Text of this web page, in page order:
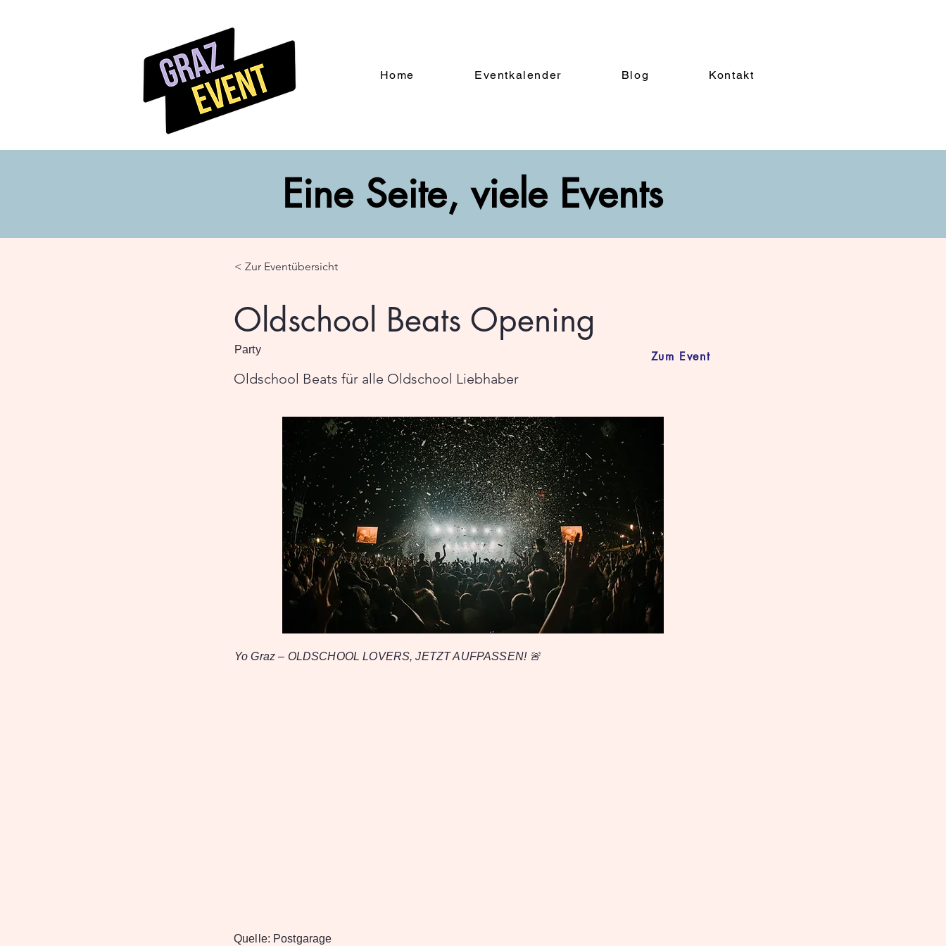
Home Eventkalender Blog Kontakt
Eine Seite, viele Events
< Zur Eventübersicht
Oldschool Beats Opening
Party
Oldschool Beats für alle Oldschool Liebhaber
Zum Event
Yo Graz – OLDSCHOOL LOVERS, JETZT AUFPASSEN! 🚨
Quelle: Postgarage